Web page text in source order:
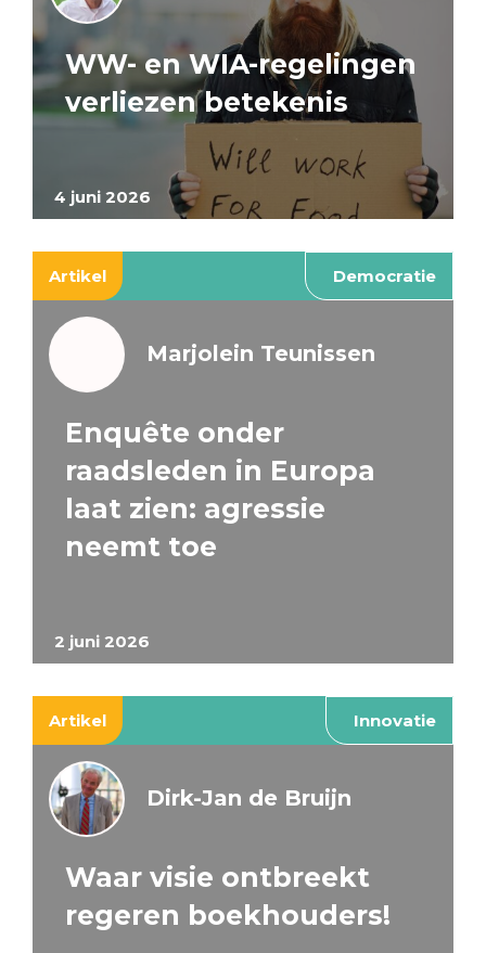
4 juni 2026
WW- en WIA-regelingen
verliezen betekenis
Artikel Democratie
2 juni 2026
Marjolein Teunissen
Enquête onder
raadsleden in Europa
laat zien: agressie
neemt toe
Artikel Innovatie
Dirk-Jan de Bruijn
Waar visie ontbreekt
regeren boekhouders!